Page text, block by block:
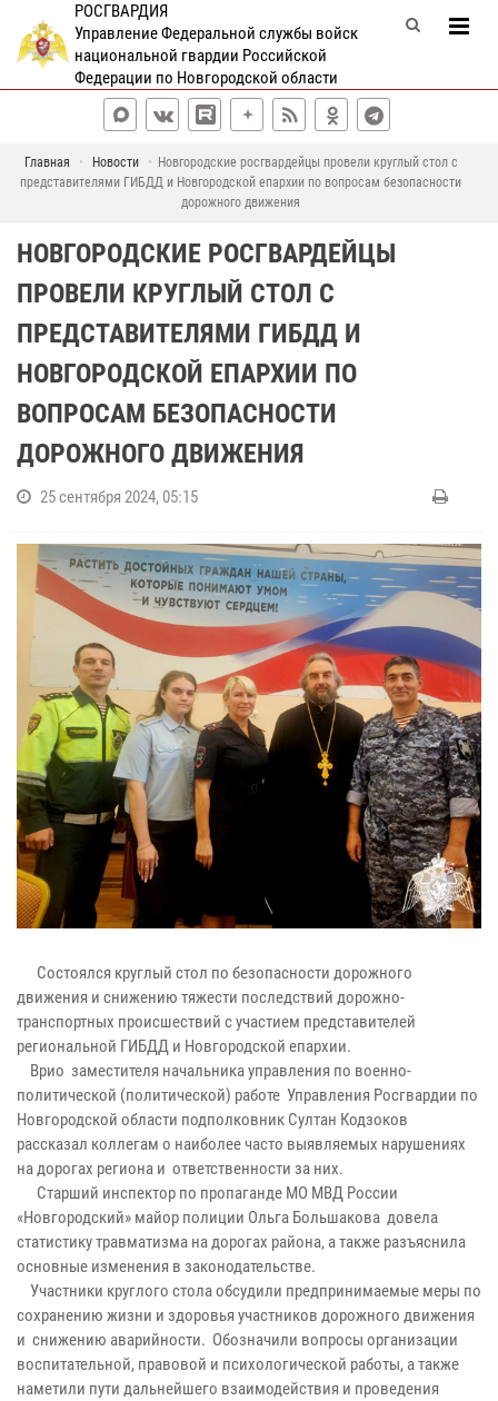
РОСГВАРДИЯ
Управление Федеральной службы войск
национальной гвардии Российской
Федерации по Новгородской области
Главная Новости
Новгородские росгвардейцы провели круглый стол с
представителями ГИБДД и Новгородской епархии по вопросам безопасности
дорожного движения
НОВГОРОДСКИЕ РОСГВАРДЕЙЦЫ
ПРОВЕЛИ КРУГЛЫЙ СТОЛ С
ПРЕДСТАВИТЕЛЯМИ ГИБДД И
НОВГОРОДСКОЙ ЕПАРХИИ ПО
ВОПРОСАМ БЕЗОПАСНОСТИ
ДОРОЖНОГО ДВИЖЕНИЯ
25 сентября 2024, 05:15
Состоялся круглый стол по безопасности дорожного
движения и снижению тяжести последствий дорожно-
транспортных происшествий с участием представителей
региональной ГИБДД и Новгородской епархии.
Врио заместителя начальника управления по военно-
политической (политической) работе Управления Росгвардии по
Новгородской области подполковник Султан Кодзоков
рассказал коллегам о наиболее часто выявляемых нарушениях
на дорогах региона и ответственности за них.
Старший инспектор по пропаганде МО МВД России
«Новгородский» майор полиции Ольга Большакова довела
статистику травматизма на дорогах района, а также разъяснила
основные изменения в законодательстве.
Участники круглого стола обсудили предпринимаемые меры по
сохранению жизни и здоровья участников дорожного движения
и снижению аварийности. Обозначили вопросы организации
воспитательной, правовой и психологической работы, а также
наметили пути дальнейшего взаимодействия и проведения